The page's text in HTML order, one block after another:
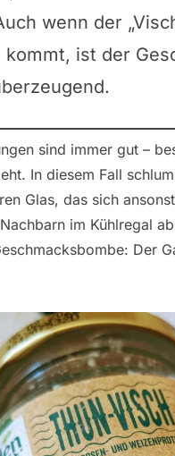
wenn der
kommt, ist der
sind immer gut –
In diesem Fall
Glas, das sich
im Kühlregal
Der